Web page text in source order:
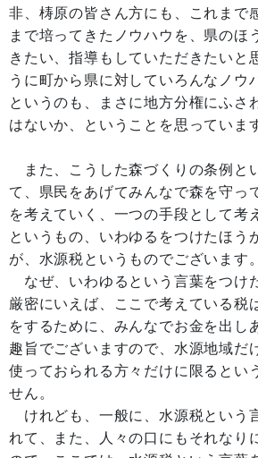
非、梼原の皆さん方にも、これまで
まで培ってきたノウハウを、県のほ
きたい、指導もしていただきたいと
うに町から県に対していろんなノウ
というのも、まさに地方分権にふさ
はないか、ということを思っていま
また、こうした森づくりの条例と
て、県民をあげてみんなで森を守っ
を考えていく、一つの手段として考
というもの、いわゆるをつけたほう
が、水源税というものでございます。
なぜ、いわゆるという言葉をつけ
厳密にいえば、ここで考えている税
をするために、みんなでお金を出し
趣旨でございますので、水源地域だ
使っておられる方々だけに限るとい
せん。
けれども、一般に、水源税という
れて、また、人々の口にもそれなり